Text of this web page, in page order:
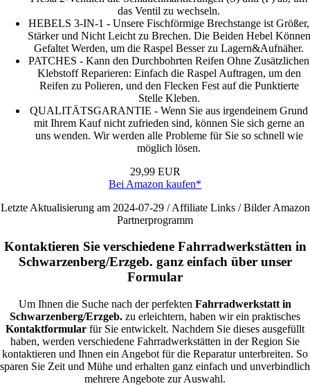
das Ventil zu wechseln.
HEBELS 3-IN-1 - Unsere Fischförmige Brechstange ist Größer,
Stärker und Nicht Leicht zu Brechen. Die Beiden Hebel Können
Gefaltet Werden, um die Raspel Besser zu Lagern&Aufnäher.
PATCHES - Kann den Durchbohrten Reifen Ohne Zusätzlichen
Klebstoff Reparieren: Einfach die Raspel Auftragen, um den
Reifen zu Polieren, und den Flecken Fest auf die Punktierte
Stelle Kleben.
QUALITÄTSGARANTIE - Wenn Sie aus irgendeinem Grund
mit Ihrem Kauf nicht zufrieden sind, können Sie sich gerne an
uns wenden. Wir werden alle Probleme für Sie so schnell wie
möglich lösen.
29,99 EUR
Bei Amazon kaufen*
Letzte Aktualisierung am 2024-07-29 / Affiliate Links / Bilder Amazon
Partnerprogramm
Kontaktieren Sie verschiedene Fahrradwerkstätten in
Schwarzenberg/Erzgeb. ganz einfach über unser
Formular
Um Ihnen die Suche nach der perfekten Fahrradwerkstatt in
Schwarzenberg/Erzgeb. zu erleichtern, haben wir ein praktisches
Kontaktformular für Sie entwickelt. Nachdem Sie dieses ausgefüllt
haben, werden verschiedene Fahrradwerkstätten in der Region Sie
kontaktieren und Ihnen ein Angebot für die Reparatur unterbreiten. So
sparen Sie Zeit und Mühe und erhalten ganz einfach und unverbindlich
mehrere Angebote zur Auswahl.